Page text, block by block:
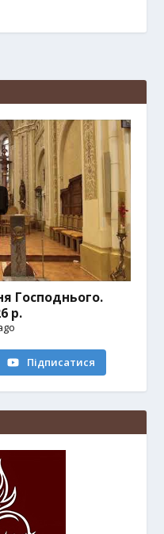
Господнього.
р.
Підписатися